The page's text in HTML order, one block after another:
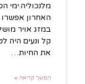
מלנכוליה.ימי
האחרון אפשרו
במזג אויר
קל ונעים היה
את החיות…
המשך קריאה »